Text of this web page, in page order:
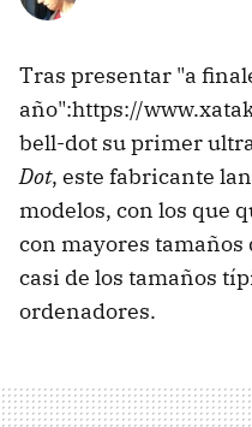
Tras presentar "a
año":https://
bell-dot su primer
Dot, este fabricante
modelos, con los que
con mayores
casi de los tamaños
ordenadores.